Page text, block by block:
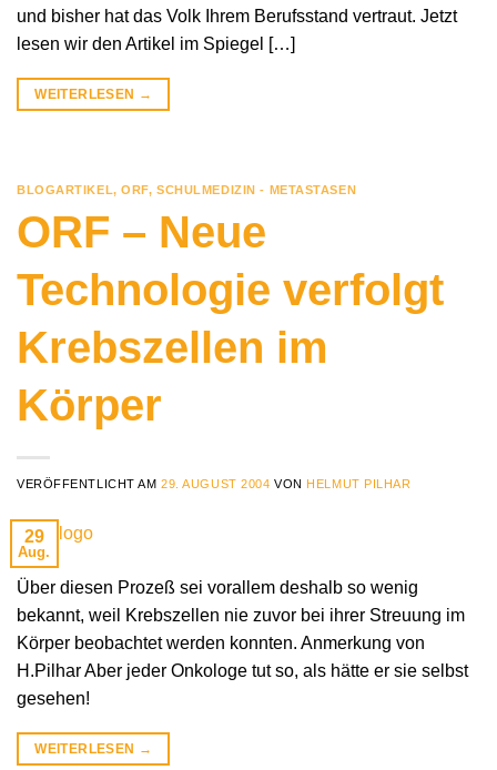
und bisher hat das Volk Ihrem Berufsstand vertraut. Jetzt
lesen wir den Artikel im Spiegel […]
WEITERLESEN →
BLOGARTIKEL,ORF,SCHULMEDIZIN - METASTASEN
ORF – Neue
Technologie verfolgt
Krebszellen im
Körper
VERÖFFENTLICHT AM29. AUGUST 2004 VON HELMUT PILHAR
29
Aug.
Über diesen Prozeß sei vorallem deshalb so wenig
bekannt, weil Krebszellen nie zuvor bei ihrer Streuung im
Körper beobachtet werden konnten. Anmerkung von
H.Pilhar Aber jeder Onkologe tut so, als hätte er sie selbst
gesehen!
WEITERLESEN →